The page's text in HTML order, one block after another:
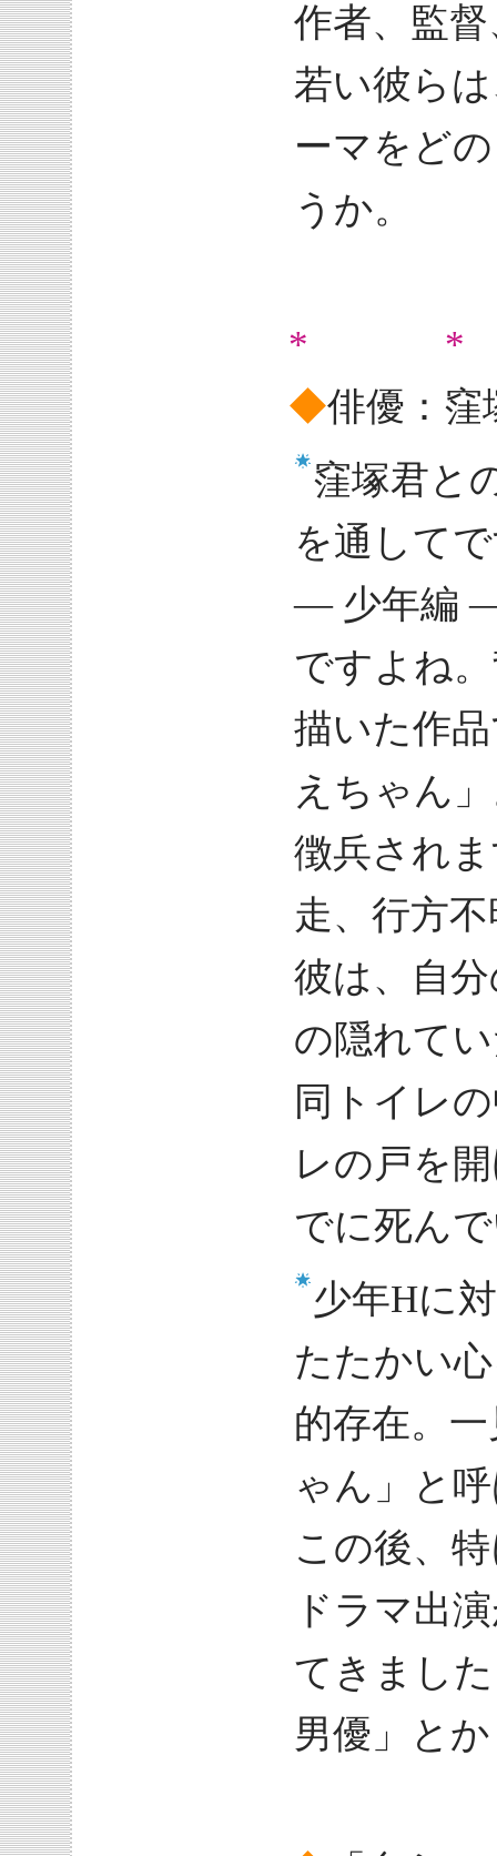
作者、監
若い彼ら
ーマをど
うか。
*
◆俳優：窪
窪塚君と
を通して
― 少年編
ですよね
描いた作
えちゃん
徴兵され
走、行方
彼は、自
の隠れて
同トイレ
レの戸を
でに死ん
少年Hに
たたかい
的存在。
ゃん」と
この後、
ドラマ出
てきまし
男優」と